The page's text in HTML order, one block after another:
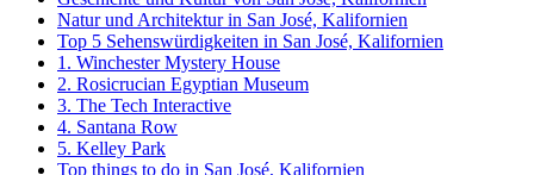
Natur und Architektur in San José, Kalifornien
Top 5 Sehenswürdigkeiten in San José, Kalifornien
1. Winchester Mystery House
2. Rosicrucian Egyptian Museum
3. The Tech Interactive
4. Santana Row
5. Kelley Park
Top things to do in San José, Kalifornien